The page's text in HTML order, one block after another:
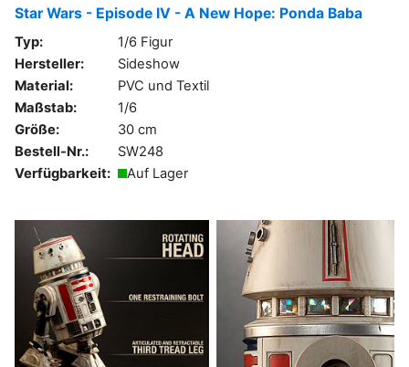
Star Wars - Episode IV - A New Hope: Ponda Baba
Typ:
1/6 Figur
Hersteller:
Sideshow
Material:
PVC und Textil
Maßstab:
1/6
Größe:
30 cm
Bestell-Nr.:
SW248
Verfügbarkeit:
Auf Lager